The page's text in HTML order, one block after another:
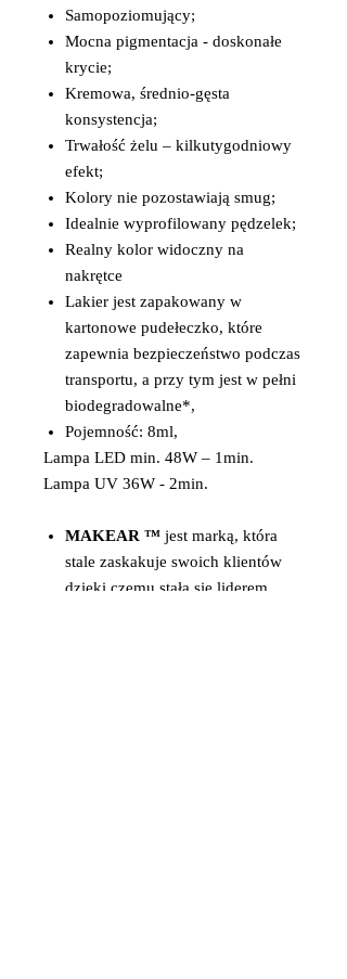
Samopoziomujący;
Mocna pigmentacja - doskonałe
krycie;
Kremowa, średnio-gęsta
konsystencja;
Trwałość żelu – kilkutygodniowy
efekt;
Kolory nie pozostawiają smug;
Idealnie wyprofilowany pędzelek;
Realny kolor widoczny na
nakrętce
Lakier jest zapakowany w
kartonowe pudełeczko, które
zapewnia bezpieczeństwo podczas
transportu, a przy tym jest w pełni
biodegradowalne*,
Pojemność: 8ml,
Lampa LED min. 48W – 1min.
Lampa UV 36W - 2min.
MAKEAR ™ jest marką, która
stale zaskakuje swoich klientów
dzięki czemu stała się liderem